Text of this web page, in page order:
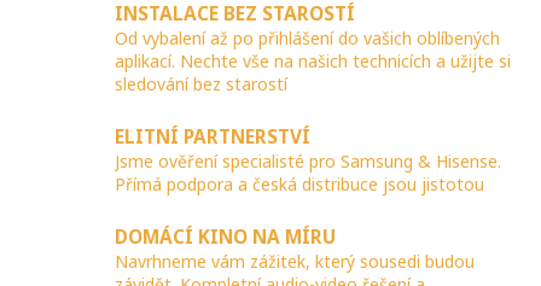
INSTALACE BEZ STAROSTÍ
Od vybalení až po přihlášení do vašich oblíbených
aplikací. Nechte vše na našich technicích a užijte si
sledování bez starostí
ELITNÍ PARTNERSTVÍ
Jsme ověření specialisté pro Samsung & Hisense.
Přímá podpora a česká distribuce jsou jistotou
DOMÁCÍ KINO NA MÍRU
Navrhneme vám zážitek, který sousedi budou